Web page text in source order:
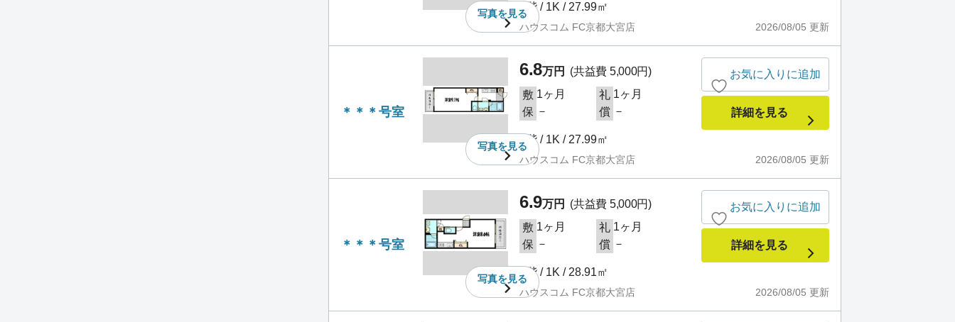
写真を見る
2階 / 1K / 27.99㎡
2026/08/05 更新
ハウスコム FC京都大宮店
＊＊＊号室
写真を見る
6.8万円
(共益費 5,000円)
敷 1ヶ月 礼 1ヶ月
保 － 償 －
2階 / 1K / 27.99㎡
2026/08/05 更新
ハウスコム FC京都大宮店
お気に入りに追加
詳細を見る
＊＊＊号室
写真を見る
6.9万円
(共益費 5,000円)
敷 1ヶ月 礼 1ヶ月
保 － 償 －
2階 / 1K / 28.91㎡
2026/08/05 更新
ハウスコム FC京都大宮店
お気に入りに追加
詳細を見る